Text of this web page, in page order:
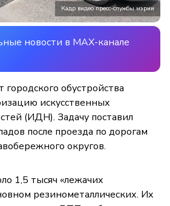
Кадр видео пресс-службы мэрии
новости в MAX-канале
обустройства
искусственных
(ИДН). Задачу поставил
после проезда по дорогам
округов.
1,5 тысяч «лежачих
резинометаллических. Их